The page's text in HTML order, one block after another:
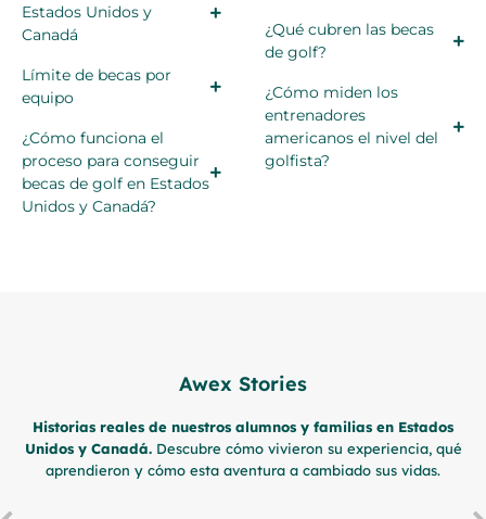
Estados Unidos y
Canadá
Límite de becas por
equipo
¿Cómo funciona el
proceso para conseguir
becas de golf en Estados
Unidos y Canadá?
¿Qué cubren las becas
de golf?
¿Cómo miden los
entrenadores
americanos el nivel del
golfista?
Awex Stories
Historias reales de nuestros alumnos y familias en Estados
Unidos y Canadá.Descubre cómo vivieron su experiencia, qué
aprendieron y cómo esta aventura a cambiado sus vidas.